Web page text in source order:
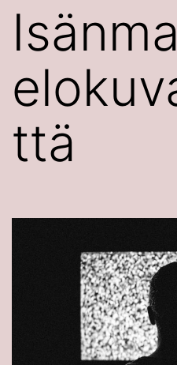
ttä